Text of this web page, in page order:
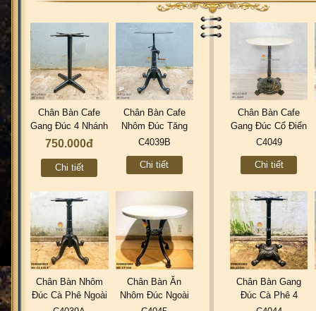
Chân Bàn Cafe
Gang Đúc 4 Nhánh
Trơn C4002A
750.000đ
Chi tiết
Chân Bàn Cafe
Nhôm Đúc Tăng
Cao Thấp Bằng
Industrial Cổ Điển
C4039B
Chi tiết
Chân Bàn Cafe
Gang Đúc Cổ Điển
Industrial Vintage
C4049
Chi tiết
Chân Bàn Nhôm
Đúc Cà Phê Ngoài
Trời Đẹp | Thiết
Chân Bàn Ăn
Nhôm Đúc Ngoài
Trời | 4 Chân Cafe
Chân Bàn Gang
Đúc Cà Phê 4
Chân - Mẫu Mới